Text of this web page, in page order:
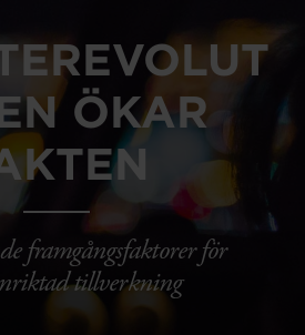
ÖKAR
framgångsfaktorer för
tillverkning